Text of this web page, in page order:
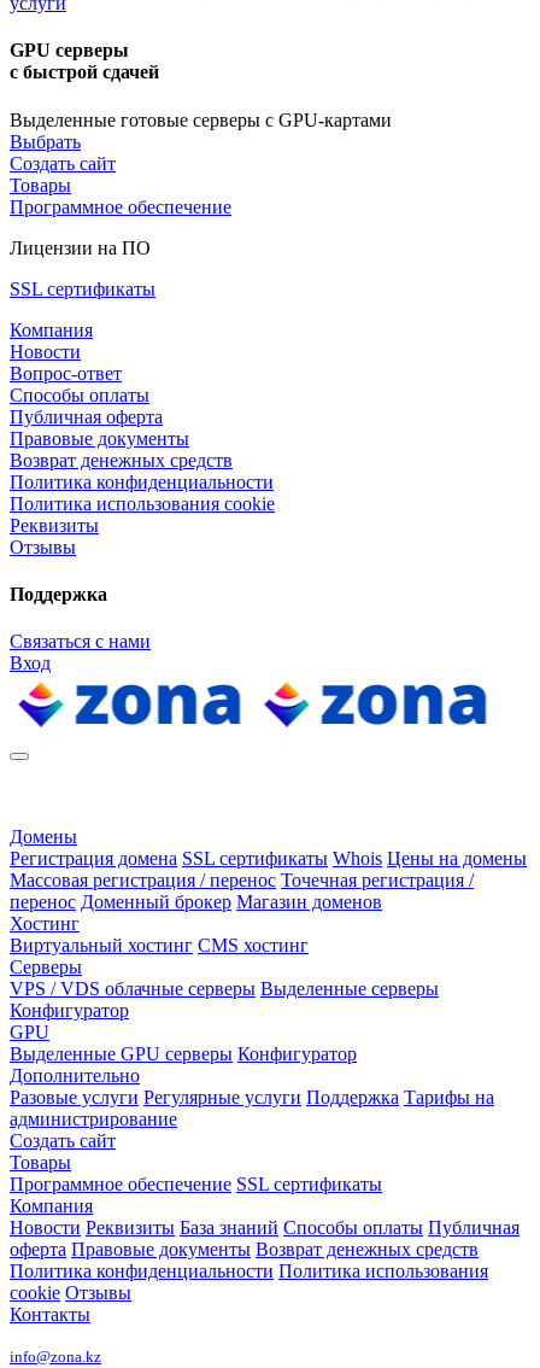
GPU серверы
с быстрой сдачей
Выделенные готовые серверы с GPU-картами
Выбрать
Создать сайт
Товары
Программное обеспечение
Лицензии на ПО
SSL сертификаты
Компания
Новости
Вопрос-ответ
Способы оплаты
Публичная оферта
Правовые документы
Возврат денежных средств
Политика конфиденциальности
Политика использования cookie
Реквизиты
Отзывы
Поддержка
Связаться с нами
Вход
Домены
Регистрация домена SSL сертификаты Whois Цены на домены
Массовая регистрация / перенос Точечная регистрация /
перенос Доменный брокер Магазин доменов
Хостинг
Виртуальный хостинг CMS хостинг
Серверы
VPS / VDS облачные серверы Выделенные серверы
Конфигуратор
GPU
Выделенные GPU серверы Конфигуратор
Дополнительно
Разовые услуги Регулярные услуги Поддержка Тарифы на
администрирование
Создать сайт
Товары
Программное обеспечение SSL сертификаты
Компания
Новости Реквизиты База знаний Способы оплаты Публичная
оферта Правовые документы Возврат денежных средств
Политика конфиденциальности Политика использования
cookie Отзывы
Контакты
info@zona.kz